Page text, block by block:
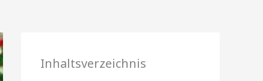
Inhaltsverzeichnis